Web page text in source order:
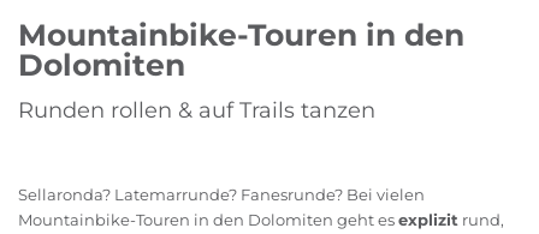
Mountainbike-Touren in den
Dolomiten
Runden rollen & auf Trails tanzen
Sellaronda? Latemarrunde? Fanesrunde? Bei vielen
Mountainbike-Touren in den Dolomiten geht esexplizit rund,